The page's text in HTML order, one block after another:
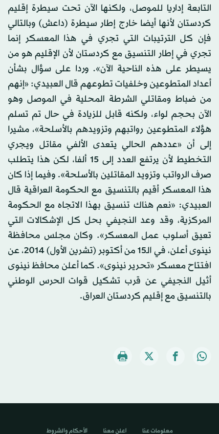
التابعة إداريا للموصل، ولكنها الآن تحت سيطرة إقليم
كردستان لأنها أيضا خارج إطار سيطرة (داعش) وبالتالي
فإن كل الترتيبات التي تجري في هذا المعسكر إنما
تجري في إطار التنسيق مع كردستان لأن الإقليم هو من
يسيطر على هذه الناحية الآن». وردا على سؤال بشأن
أعداد المتطوعين وخلفيات تطوعهم قال العبيدي: «إنهم
من ضباط ومقاتلي الشرطة المحلية في الموصل وهو
الآن بحجم لواء، ولكنه قابل للزيادة في حال تم تسلم
هؤلاء المتطوعين رواتبهم وتزويدهم بالأسلحة»، مشيرا
إلى أن «عددهم الحالي يتعدى الألفي مقاتل ويجري
التخطيط لأن يرتفع العدد إلى 15 ألفا، لكن هذا يتطلب
صرف الرواتب وتزويد المقاتلين بالأسلحة». وفيما إذا كان
هذا المعسكر أقيم بالتنسيق مع الحكومة العراقية قال
العبيدي: «نعم هناك تنسيق بهذا الاتجاه مع الحكومة
المركزية، وقد وعد النجيفي بحل كل الإشكالات التي
تعيق أسلوب عمل المعسكر». وكان مجلس محافظة
نينوى أعلن، في الـ15 من أكتوبر (تشرين الأول) 2014، عن
افتتاح معسكر «تحرير نينوى». كما أعلن محافظ نينوى
أثيل النجيفي عن قرب تشكيل قوات الحرس الوطني
بالتنسيق مع إقليم كردستان العراق.
معلومات عنا اعلن معنا الأحكام والشروط